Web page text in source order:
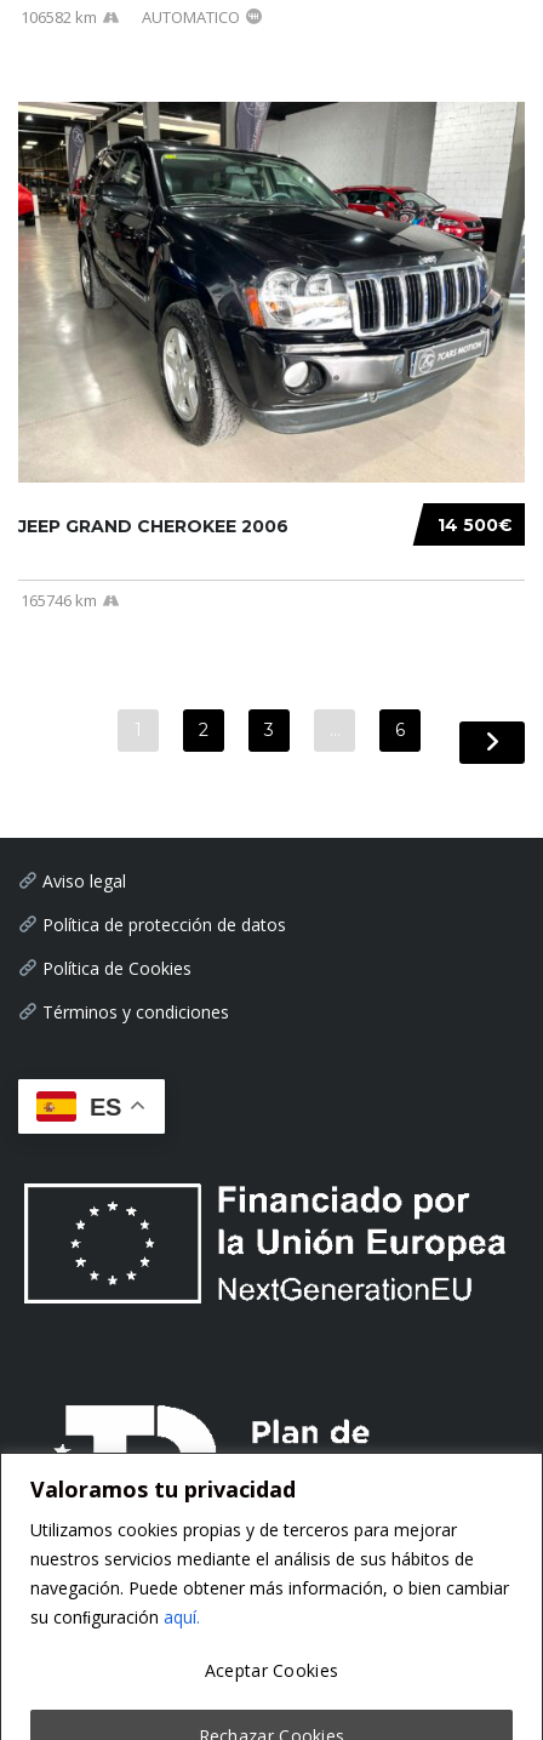
Valoramos tu privacidad
Utilizamos cookies propias y de terceros para mejorar
nuestros servicios mediante el análisis de sus hábitos de
navegación. Puede obtener más información, o bien cambiar
su conﬁguración aquí.
Rechazar Cookies
Aceptar Cookies
106582 km AUTOMATICO
14 500€
JEEP GRAND CHEROKEE 2006
165746 km
1 2 3 … 6
Aviso legal
Política de protección de datos
Política de Cookies
Términos y condiciones
ES